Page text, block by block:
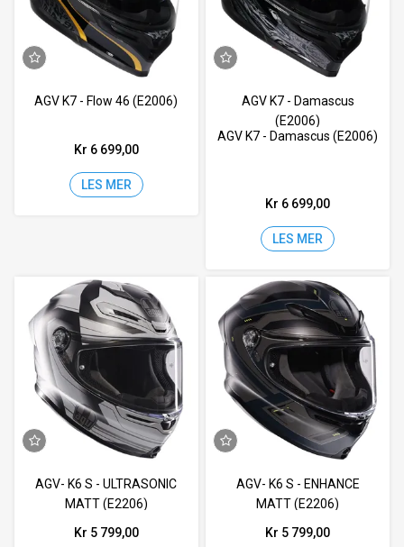
AGV K7 - Flow 46 (E2006)
Kr 6 699,00
LES MER
AGV K7 - Damascus
(E2006)
AGV K7 - Damascus (E2006)
Kr 6 699,00
LES MER
AGV- K6 S - ULTRASONIC
MATT (E2206)
Kr 5 799,00
AGV- K6 S - ENHANCE
MATT (E2206)
Kr 5 799,00